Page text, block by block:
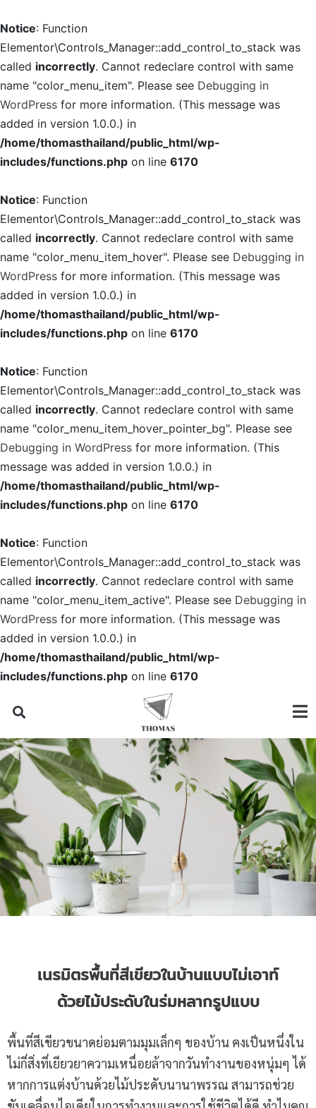
Notice: Function
Elementor\Controls_Manager::add_control_to_stack was
called incorrectly. Cannot redeclare control with same
name "color_menu_item". Please see Debugging in
WordPress for more information. (This message was
added in version 1.0.0.) in
/home/thomasthailand/public_html/wp-
includes/functions.php on line 6170
Notice: Function
Elementor\Controls_Manager::add_control_to_stack was
called incorrectly. Cannot redeclare control with same
name "color_menu_item_hover". Please see Debugging in
WordPress for more information. (This message was
added in version 1.0.0.) in
/home/thomasthailand/public_html/wp-
includes/functions.php on line 6170
Notice: Function
Elementor\Controls_Manager::add_control_to_stack was
called incorrectly. Cannot redeclare control with same
name "color_menu_item_hover_pointer_bg". Please see
Debugging in WordPress for more information. (This
message was added in version 1.0.0.) in
/home/thomasthailand/public_html/wp-
includes/functions.php on line 6170
Notice: Function
Elementor\Controls_Manager::add_control_to_stack was
called incorrectly. Cannot redeclare control with same
name "color_menu_item_active". Please see Debugging in
WordPress for more information. (This message was
added in version 1.0.0.) in
/home/thomasthailand/public_html/wp-
includes/functions.php on line 6170
เนรมิตรพื้นที่สีเขียวในบ้านแบบไม่เอาท์
ด้วยไม้ประดับในร่มหลากรูปแบบ
พื้นที่สีเขียวขนาดย่อมตามมุมเล็กๆ ของบ้าน คงเป็นหนึ่งใน
ไม่กี่สิ่งที่เยียวยาความเหนื่อยล้าจากวันทำงานของหนุ่มๆ ได้
หากการแต่งบ้านด้วยไม้ประดับนานาพรรณ สามารถช่วย